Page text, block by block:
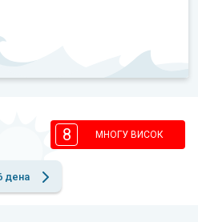
8 МНОГУ ВИСОК
дена